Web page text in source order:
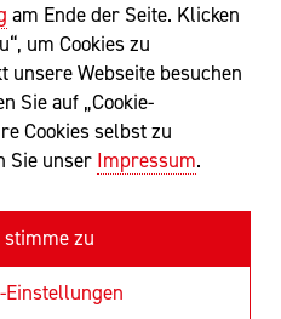
am Ende der Seite. Klicken
um Cookies zu
unsere Webseite besuchen
Sie auf „Cookie-
Cookies selbst zu
Sie unser Impressum.
stimme zu
Einstellungen
einschließen:
-webshop, Exakter
SCHÖBEL
Rückruf